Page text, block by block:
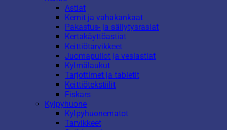
Astiat
Kernit ja vahakankaat
Pakastus- ja säilytysrasiat
Kertakäyttöastiat
Keittiötarvikkeet
Juomapullot ja vesiastiat
Kylmälaukut
Tarjottimet ja tabletit
Keittiötekstiilit
Fiskars
Kylpyhuone
Kylpyhuonematot
Tarvikkeet